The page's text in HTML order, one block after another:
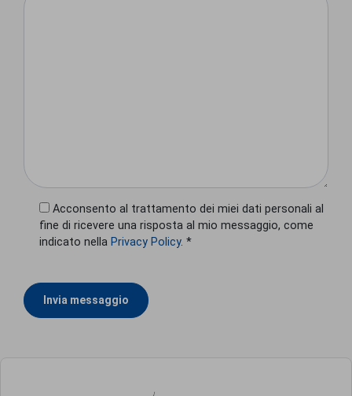
Acconsento al trattamento dei miei dati personali al
fine di ricevere una risposta al mio messaggio, come
indicato nella Privacy Policy. *
Invia messaggio